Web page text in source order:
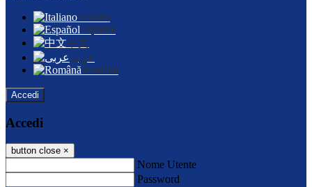
Italiano
Español
中文
عربى
Română
Accedi
Accedi
button close ×
Nome Utente
Password